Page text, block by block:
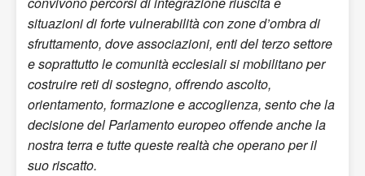
situazioni di forte vulnerabilità con zone d’ombra di
sfruttamento, dove associazioni, enti del terzo settore
e soprattutto le comunità ecclesiali si mobilitano per
costruire reti di sostegno, offrendo ascolto,
orientamento, formazione e accoglienza, sento che la
decisione del Parlamento europeo offende anche la
nostra terra e tutte queste realtà che operano per il
suo riscatto.